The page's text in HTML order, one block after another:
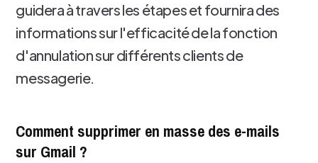
guidera à travers les étapes et fournira des
informations sur l'efficacité de la fonction
d'annulation sur différents clients de
messagerie.
Comment supprimer en masse des e-mails
sur Gmail ?